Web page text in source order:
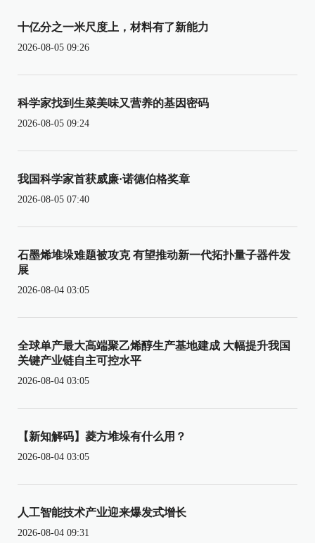
十亿分之一米尺度上，材料有了新能力
2026-08-05 09:26
科学家找到生菜美味又营养的基因密码
2026-08-05 09:24
我国科学家首获威廉·诺德伯格奖章
2026-08-05 07:40
石墨烯堆垛难题被攻克 有望推动新一代拓扑量子器件发
展
2026-08-04 03:05
全球单产最大高端聚乙烯醇生产基地建成 大幅提升我国
关键产业链自主可控水平
2026-08-04 03:05
【新知解码】菱方堆垛有什么用？
2026-08-04 03:05
人工智能技术产业迎来爆发式增长
2026-08-04 09:31